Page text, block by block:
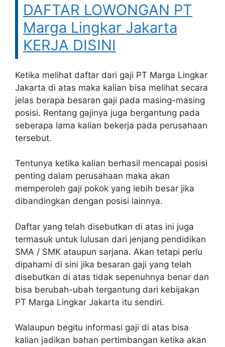
DAFTAR LOWONGAN PT
Marga Lingkar Jakarta
KERJA DISINI
Ketika melihat daftar dari gaji PT Marga Lingkar
Jakarta di atas maka kalian bisa melihat secara
jelas berapa besaran gaji pada masing-masing
posisi. Rentang gajinya juga bergantung pada
seberapa lama kalian bekerja pada perusahaan
tersebut.
Tentunya ketika kalian berhasil mencapai posisi
penting dalam perusahaan maka akan
memperoleh gaji pokok yang lebih besar jika
dibandingkan dengan posisi lainnya.
Daftar yang telah disebutkan di atas ini juga
termasuk untuk lulusan dari jenjang pendidikan
SMA / SMK ataupun sarjana. Akan tetapi perlu
dipahami di sini jika besaran gaji yang telah
disebutkan di atas tidak sepenuhnya benar dan
bisa berubah-ubah tergantung dari kebijakan
PT Marga Lingkar Jakarta itu sendiri.
Walaupun begitu informasi gaji di atas bisa
kalian jadikan bahan pertimbangan ketika akan